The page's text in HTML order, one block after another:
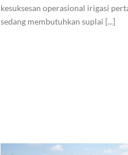
kesuksesan operasional irigasi
sedang membutuhkan suplai [...]